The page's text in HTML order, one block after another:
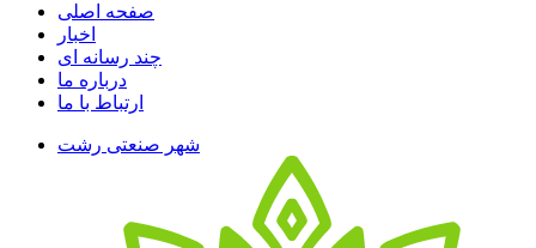
صفحه اصلی
اخبار
چند رسانه ای
درباره ما
ارتباط با ما
شهر صنعتی رشت